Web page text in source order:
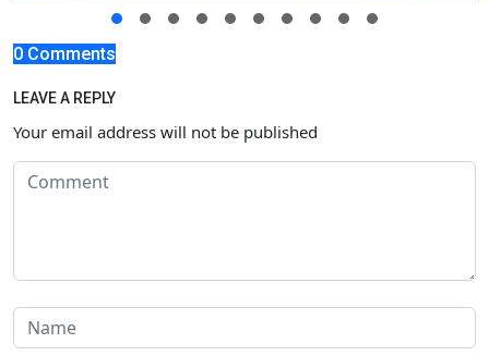
0 Comments
LEAVE A REPLY
Your email address will not be published